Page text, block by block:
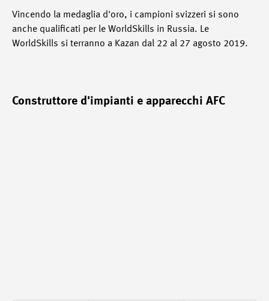
Vincendo la medaglia d'oro, i campioni svizzeri si sono
anche qualificati per le WorldSkills in Russia. Le
WorldSkills si terranno a Kazan dal 22 al 27 agosto 2019.
Construttore d'impianti e apparecchi AFC